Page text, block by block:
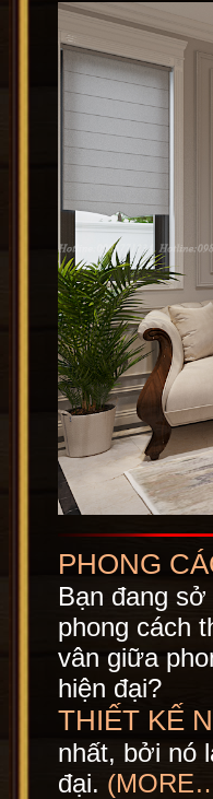
PHONG
Bạn đang
phong cách
vân giữa
hiện đại?
THIẾT KẾ
nhất, bởi nó
đại.